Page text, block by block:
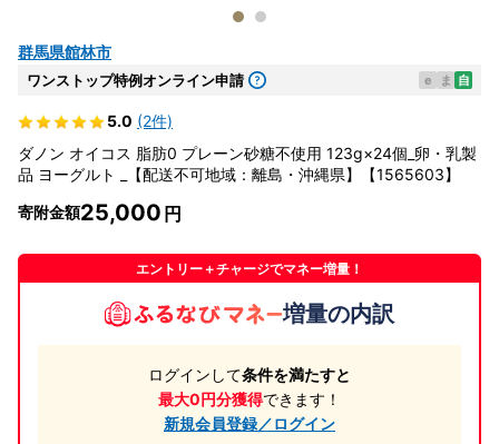
群馬県館林市
ワンストップ特例オンライン申請 e ま 自
5.0 (2件)
ダノン オイコス 脂肪0 プレーン砂糖不使用 123g×24個_卵・乳製
品 ヨーグルト _【配送不可地域：離島・沖縄県】【1565603】
寄附金額25,000
エントリー＋チャージでマネー増量！
増量の内訳
ログインして条件を満たすと
最大0円分獲得できます！
新規会員登録／ログイン